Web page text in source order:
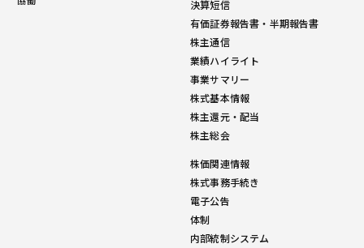
決算短信
有価証券報告書・半期報告書
株主通信
業績ハイライト
事業サマリー
株式基本情報
株主還元・配当
株主総会
株価関連情報
株式事務手続き
電子公告
体制
内部統制システム